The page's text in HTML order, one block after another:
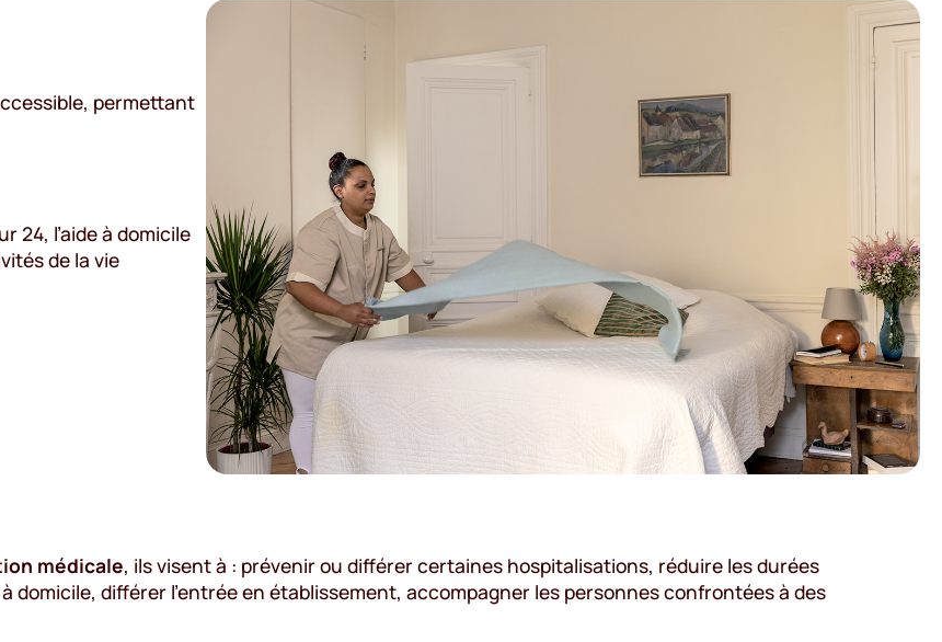
permettant
24, l’aide à domicile
de la vie
médicale, ils visent à : prévenir ou différer certaines hospitalisations, réduire les durées
différer l’entrée en établissement, accompagner les personnes confrontées à des